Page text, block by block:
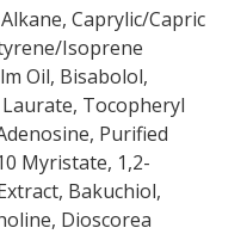
Caprylic/Capric
Isoprene
Oil, Bisabolol,
Tocopheryl
Purified
Myristate, 1,2-
Bakuchiol,
Dioscorea